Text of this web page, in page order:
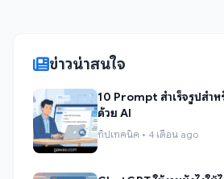
ข่าวน่าสนใจ
10 Prompt สำเร็จรูปสำห
ด้วย AI
ทิปเทคนิค • 4 เดือน ago